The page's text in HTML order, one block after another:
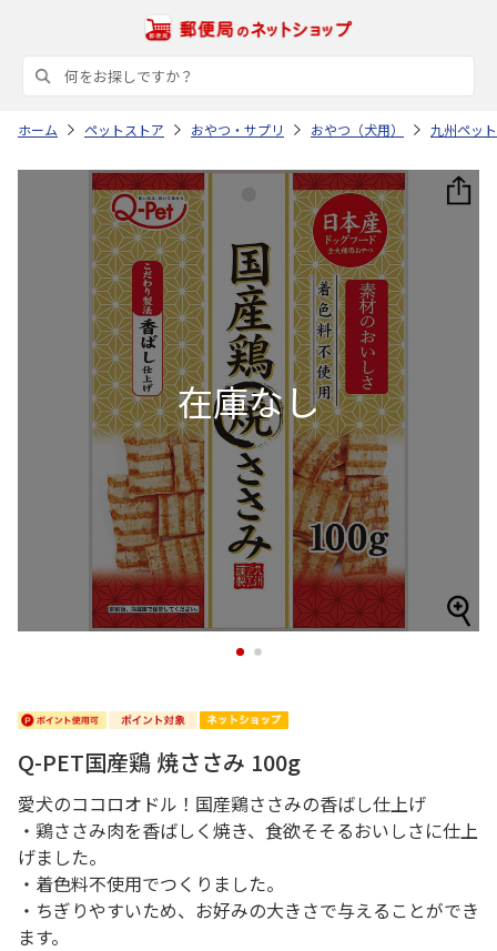
ホーム ペットストア おやつ・サプリ おやつ（犬用） 九州ペッ
1 2
Q-PET国産鶏 焼ささみ 100g
愛犬のココロオドル！国産鶏ささみの香ばし仕上げ
・鶏ささみ肉を香ばしく焼き、食欲そそるおいしさに仕上
げました。
・着色料不使用でつくりました。
・ちぎりやすいため、お好みの大きさで与えることができ
ます。